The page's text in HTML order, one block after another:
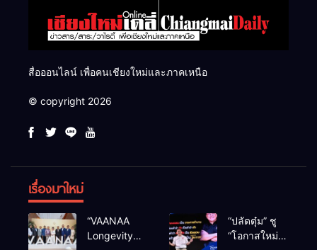
สื่อออนไลน์ เพื่อคนเชียงใหม่และภาคเหนือ
© copyright 2026
เรื่องมาใหม่
“VAANAA
Longevity
“ปลัดตุ๋ม” ชู
“โอกาสใหม่”